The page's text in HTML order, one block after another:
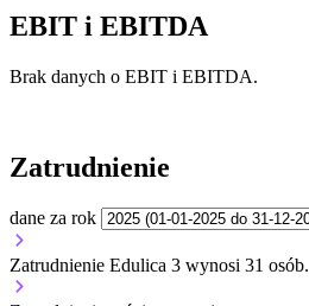
EBIT i EBITDA
Brak danych o EBIT i EBITDA.
Zatrudnienie
dane za rok
Zatrudnienie Edulica 3 wynosi 31 osób.